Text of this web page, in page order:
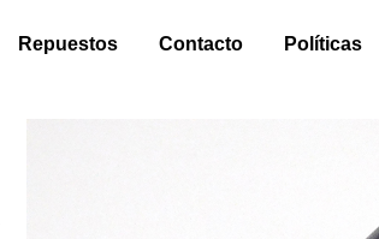
Repuestos Contacto Políticas